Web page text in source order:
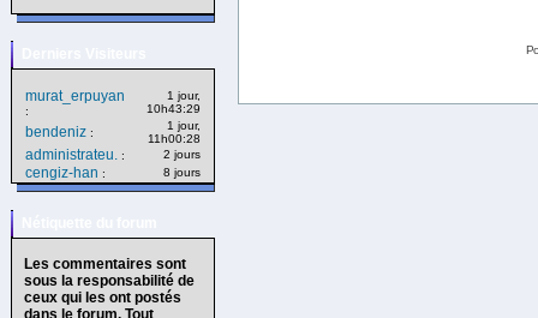
murat_erpuyan
:
1 jour,
10h43:29
bendeniz :
1 jour,
11h00:28
administrateu. : 2 jours
cengiz-han : 8 jours
Les commentaires sont
sous la responsabilité de
ceux qui les ont postés
dans le forum. Tout